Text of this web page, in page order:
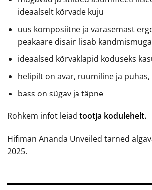
ideaalselt kõrvade kuju
uus komposiitne ja varasemast
peakaare disain lisab
ideaalsed kõrvaklapid koduseks
helipilt on avar, ruumiline ja puhas,
bass on sügav ja täpne
Rohkem infot leiad tootja kodulehelt.
Hifiman Ananda Unveiled tarned
2025.